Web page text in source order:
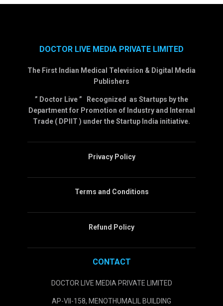
DOCTOR LIVE MEDIA PRIVATE LIMITED
The First Indian Medical Television & Digital Media
Publishers
” Doctor Live ” Recognized as Startups by the
Department for Promotion of Industry and Internal
Trade ( DPIIT ) under the Startup India initiative.
Privacy Policy
Terms and Conditions
Refund Policy
CONTACT
DOCTOR LIVE MEDIA PRIVATE LIMITED
AP-VII-158, MENOTHUMALIL BUILDING